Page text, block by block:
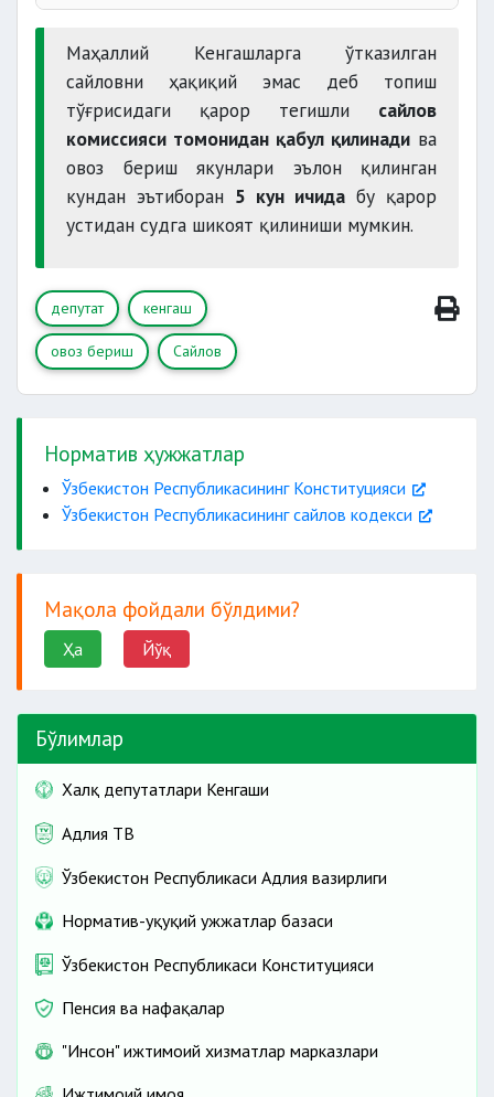
диний ташкилотлар
рўйхатга олинмайди.
ой қолганида
муддатлари
Марказий сайлов комиссияси томонидан
белгиланади
қолганида
ўтказилмаслиги мумкин.
бюллетенларини олган
Маҳаллий Кенгашларга ўтказилган
сайловни ҳақиқий эмас деб топиш
тўғрисидаги қарор тегишли сайлов
комиссияси томонидан қабул қилинади ва
овоз бериш якунлари эълон қилинган
кундан эътиборан 5 кун ичида бу қарор
устидан судга шикоят қилиниши мумкин.
депутат кенгаш
овоз бериш Сайлов
Норматив ҳужжатлар
Ўзбекистон Республикасининг Конституцияси
Ўзбекистон Республикасининг сайлов кодекси
Мақола фойдали бўлдими?
Ҳа Йўқ
Бўлимлар
Халқ депутатлари Кенгаши
Адлия ТВ
Ўзбекистон Республикаси Адлия вазирлиги
Норматив-ҳуқуқий ҳужжатлар базаси
Ўзбекистон Республикаси Конституцияси
Пенсия ва нафақалар
"Инсон" ижтимоий хизматлар марказлари